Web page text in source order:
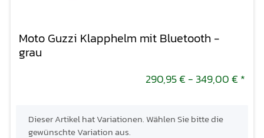
Moto Guzzi Klapphelm mit Bluetooth -
grau
290,95 € - 349,00 € *
x
Dieser Artikel hat Variationen. Wählen Sie bitte die
gewünschte Variation aus.